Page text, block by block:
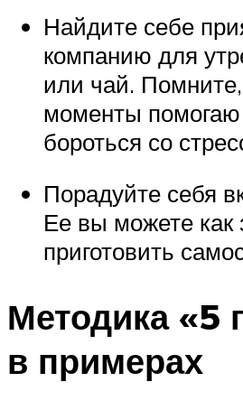
Найдите себе
компанию для
или чай.
моменты
бороться со
Порадуйте себя
Ее вы можете как
приготовить
Методика «5
в примерах